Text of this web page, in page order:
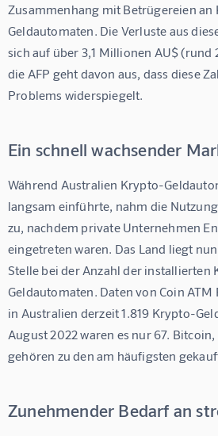
Zusammenhang mit Betrügereien an
Geldautomaten. Die Verluste aus
sich auf über 3,1 Millionen AU$ (rund
die AFP geht davon aus, dass diese
Problems widerspiegelt.
Ein schnell wachsender
Während Australien Krypto-
langsam einführte, nahm die
zu, nachdem private Unternehmen
eingetreten waren. Das Land liegt
Stelle bei der Anzahl der installierten
Geldautomaten. Daten von Coin ATM
in Australien derzeit 1.819 Krypto-
August 2022 waren es nur 67.
gehören zu den am häufigsten
Zunehmender Bedarf an